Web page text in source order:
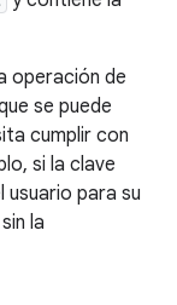
operación de
se puede
cumplir con
si la clave
para su
la